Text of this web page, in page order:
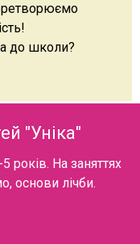
до школи?
"Уніка"
років. На заняттях
основи лічби.